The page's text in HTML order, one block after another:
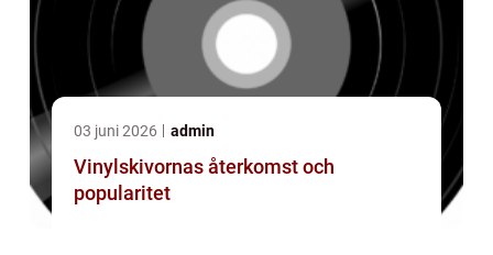
03 juni 2026 admin
Vinylskivornas återkomst och
popularitet